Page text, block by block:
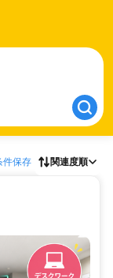
件保存 関連度順